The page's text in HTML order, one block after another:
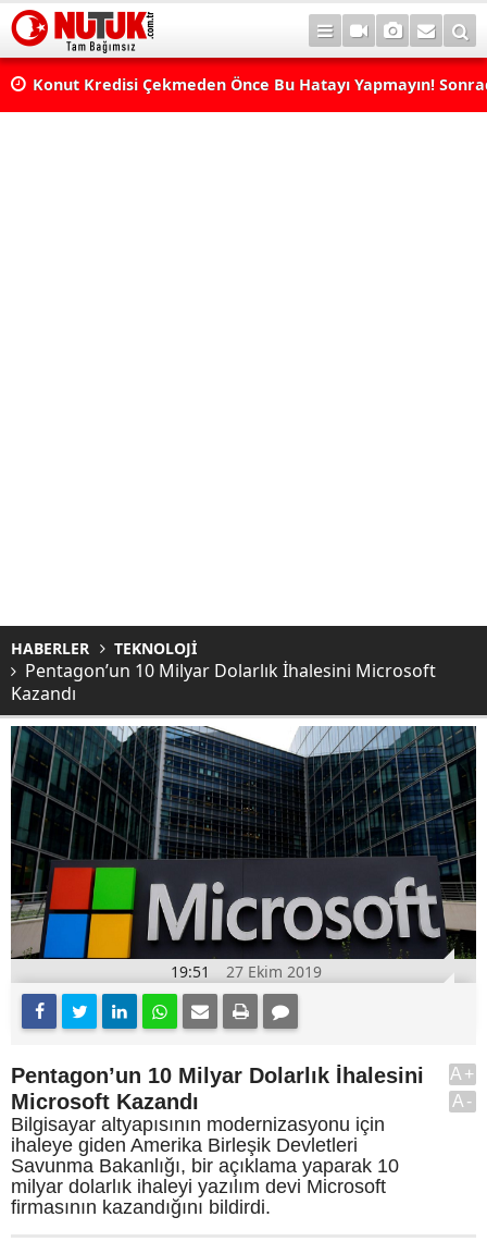
Konut Kredisi Çekmeden Önce Bu Hatayı Yapmayın!
HABERLER TEKNOLOJİ
Pentagon’un 10 Milyar Dolarlık İhalesini Microsoft
Kazandı
19:51 27 Ekim 2019
Pentagon’un 10 Milyar Dolarlık İhalesini
Microsoft Kazandı
Bilgisayar altyapısının modernizasyonu için
ihaleye giden Amerika Birleşik Devletleri
Savunma Bakanlığı, bir açıklama yaparak 10
milyar dolarlık ihaleyi yazılım devi Microsoft
firmasının kazandığını bildirdi.
A+
A-